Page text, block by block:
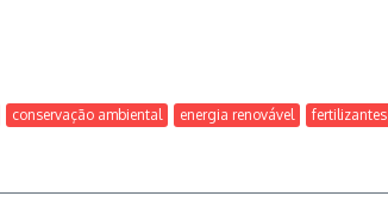
conservação ambiental energia renovável